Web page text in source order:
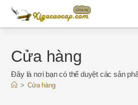
Skip
content
Cửa hàng
Đây là nơi bạn có thể duyệt các sản
> Cửa hàng